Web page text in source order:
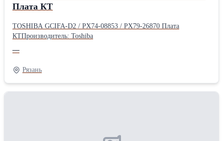
Плата КТ
TOSHIBA GCIFA-D2 / PX74-08853 / PX79-26870 Плата
КТПроизводитель: Toshiba
—
Рязань